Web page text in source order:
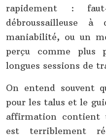
rapidement :
débroussailleuse
maniabilité, ou un
perçu comme plus
longues sessions de
On entend souvent
pour les talus et le
affirmation contient
est terriblement